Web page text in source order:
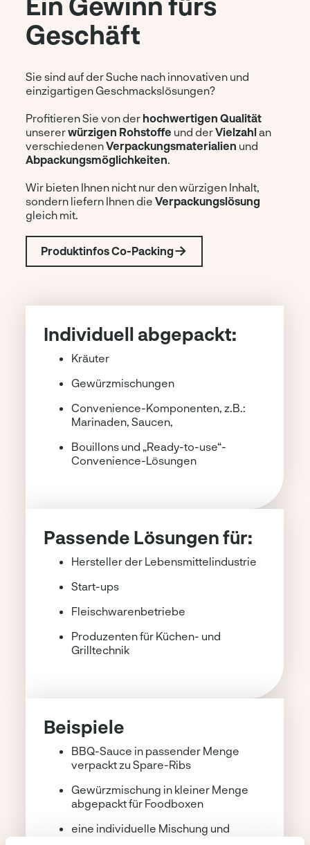
Geschäft
Sie sind auf der Suche nach innovativen und
einzigartigen Geschmackslösungen?
Profitieren Sie von der hochwertigen Qualität
unsererwürzigen Rohstoffe und derVielzahlan
verschiedenenVerpackungsmaterialien und
Abpackungsmöglichkeiten
Wir bieten Ihnen nicht nur den würzigen Inhalt,
sondern liefern Ihnen dieVerpackungslösung
gleich mit.
Produktinfos Co-Packing
Individuell abgepackt:
Kräuter
Gewürzmischungen
Convenience-Komponenten, z.B.:
Marinaden, Saucen,
Bouillons und „Ready-to-use“-
Convenience-Lösungen
Passende Lösungen für:
Hersteller der Lebensmittelindustrie
Start-ups
Fleischwarenbetriebe
Produzenten für Küchen- und
Grilltechnik
Beispiele
BBQ-Sauce in passender Menge
verpackt zu Spare-Ribs
Gewürzmischung in kleiner Menge
abgepackt für Foodboxen
eine individuelle Mischung und